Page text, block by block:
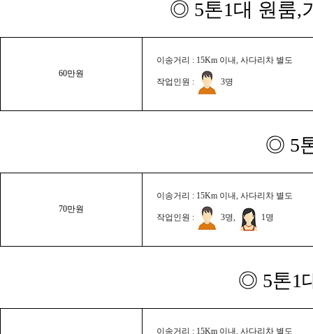
◎ 5톤1대 원룸,
60만원
이송거리 : 15Km 이내, 사다리차 별도
작업인원 : 3명
◎ 5
70만원
이송거리 : 15Km 이내, 사다리차 별도
작업인원 : 3명, 1명
◎ 5톤1
이송거리 : 15Km 이내, 사다리차 별도